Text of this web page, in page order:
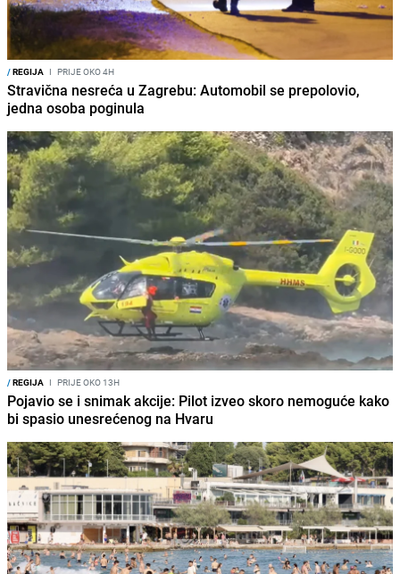
/REGIJA I PRIJE OKO 4H
Stravična nesreća u Zagrebu: Automobil se prepolovio,
jedna osoba poginula
/REGIJA I PRIJE OKO 13H
Pojavio se i snimak akcije: Pilot izveo skoro nemoguće kako
bi spasio unesrećenog na Hvaru